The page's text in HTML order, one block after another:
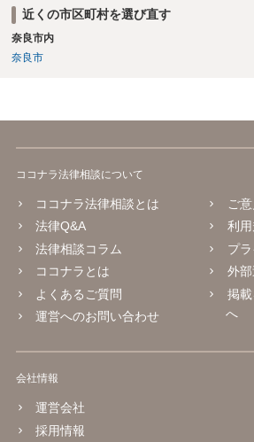
士に任せることができ、相手方と話さなけれ
なご負担をなくすこともできます。 相手方に
し合いを行うことができそうにないようでし
することをご検討いただくのがよろしいかも
近くの市区町村を選び直す
奈良市内
奈良市
ココナラ法律相談について
ココナラ法律相談とは
法律Q&A
法律相談コラム
ココナラとは
よくあるご質問
運営へのお問い合わせ
ご
利
プ
外
掲
へ
会社情報
運営会社
採用情報